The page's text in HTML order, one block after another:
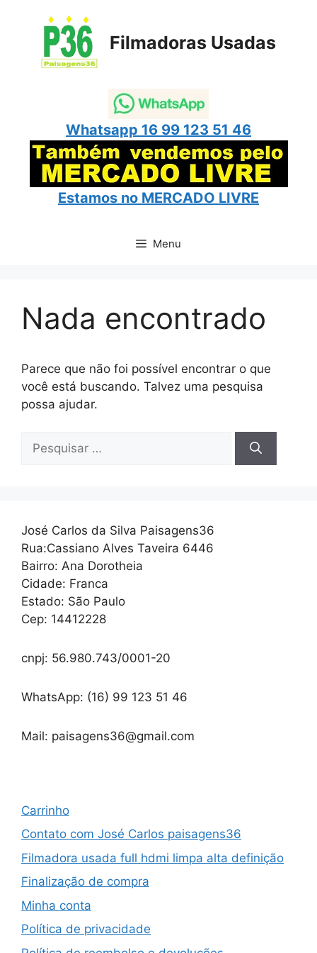
conteúdo
Filmadoras Usadas
Whatsapp 16 99 123 51 46
Estamos no MERCADO LIVRE
Menu
Nada encontrado
Parece que não foi possível encontrar o que
você está buscando. Talvez uma pesquisa
possa ajudar.
por:
José Carlos da Silva Paisagens36
Rua:Cassiano Alves Taveira 6446
Bairro: Ana Dorotheia
Cidade: Franca
Estado: São Paulo
Cep: 14412228
cnpj: 56.980.743/0001-20
WhatsApp: (16) 99 123 51 46
Mail: paisagens36@gmail.com
Carrinho
Contato com José Carlos paisagens36
Filmadora usada full hdmi limpa alta definição
Finalização de compra
Minha conta
Política de privacidade